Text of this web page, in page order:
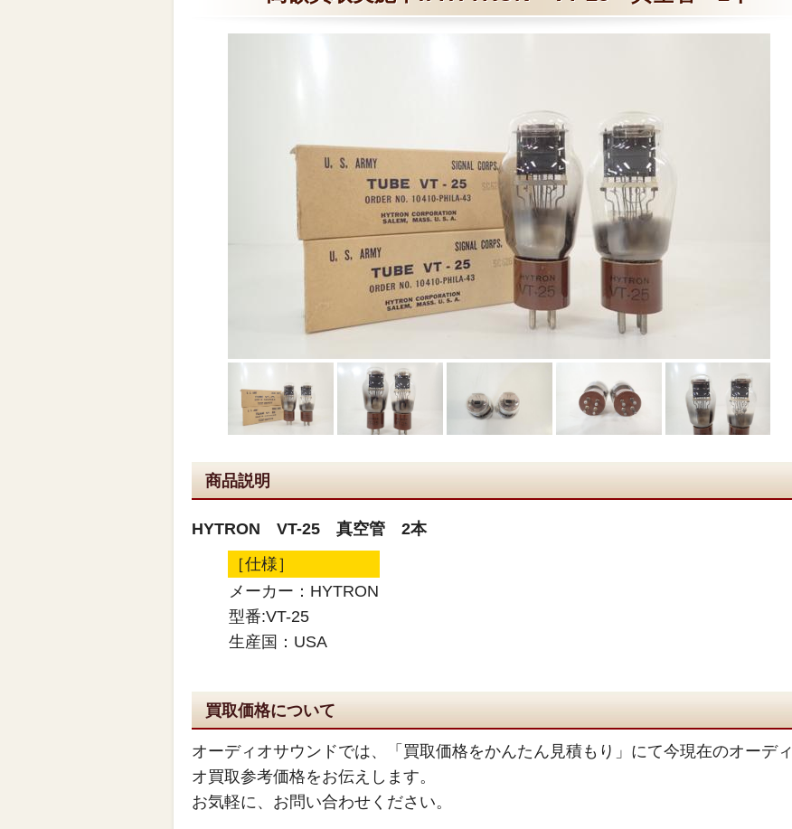
商品説明
HYTRON VT-25 真空管 2本
［仕様］
メーカー：HYTRON
型番:VT-25
生産国：USA
買取価格について
オーディオサウンドでは、「買取価格をかんたん見積もり」にて今現在のオーディ
オ買取参考価格をお伝えします。
お気軽に、お問い合わせください。